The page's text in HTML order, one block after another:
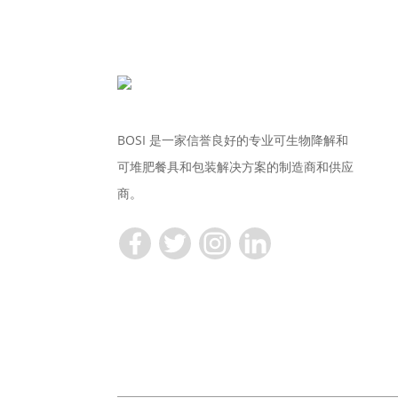
BOSI 是一家信誉良好的专业可生物降解和
可堆肥餐具和包装解决方案的制造商和供应
商。